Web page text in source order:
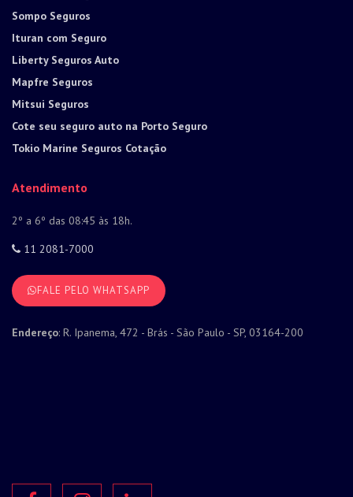
Sompo Seguros
Ituran com Seguro
Liberty Seguros Auto
Mapfre Seguros
Mitsui Seguros
Cote seu seguro auto na Porto Seguro
Tokio Marine Seguros Cotação
Atendimento
2º a 6º das 08:45 às 18h.
11 2081-7000
FALE PELO WHATSAPP
Endereço: R. Ipanema, 472 - Brás - São Paulo - SP, 03164-200